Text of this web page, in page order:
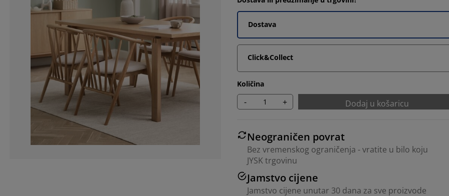
Dostava
Click&Collect
Količina
- + Dodaj u košaricu
Neograničen povrat
Bez vremenskog ograničenja - vratite u bilo koju
JYSK trgovinu
Jamstvo cijene
Jamstvo cijene unutar 30 dana za sve proizvode